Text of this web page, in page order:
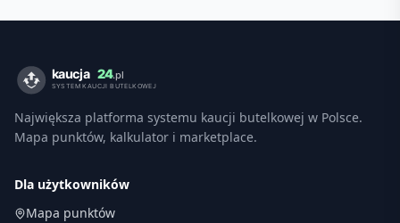
Największa platforma systemu kaucji butelkowej w Polsce.
Mapa punktów, kalkulator i marketplace.
Dla użytkowników
Mapa punktów